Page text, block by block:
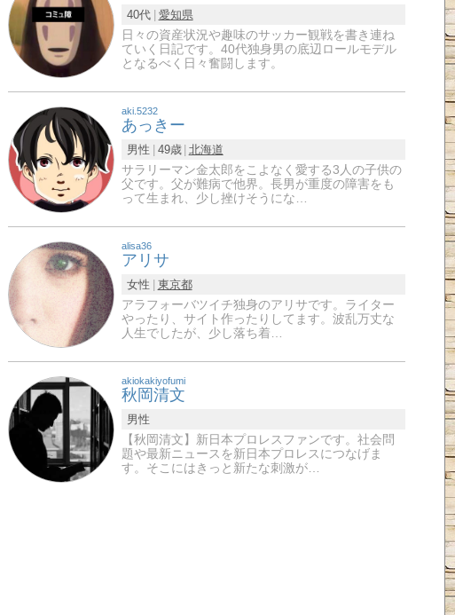
40代 愛知県
日々の資産状況や趣味のサッカー観戦を書き連ね
ていく日記です。40代独身男の底辺ロールモデル
となるべく日々奮闘します。
aki.5232
あっきー
男性 49歳 北海道
サラリーマン金太郎をこよなく愛する3人の子供の
父です。父が難病で他界。長男が重度の障害をも
って生まれ、少し挫けそうにな…
alisa36
アリサ
女性
東京都
アラフォーバツイチ独身のアリサです。ライター
やったり、サイト作ったりしてます。波乱万丈な
人生でしたが、少し落ち着…
akiokakiyofumi
秋岡清文
男性
【秋岡清文】新日本プロレスファンです。社会問
題や最新ニュースを新日本プロレスにつなげま
す。そこにはきっと新たな刺激が…